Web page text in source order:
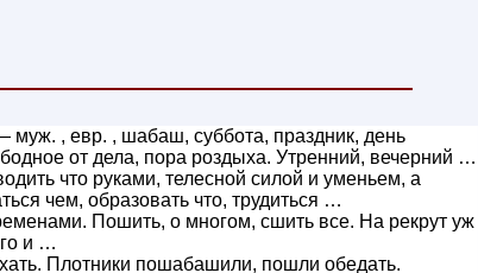
муж. , евр. , шабаш, суббота, праздник, день
от дела, пора роздыха. Утренний, вечерний …
что руками, телесной силой и уменьем, а
чем, образовать что, трудиться …
Пошить, о многом, сшить все. На рекрут уж
и …
Плотники пошабашили, пошли обедать.